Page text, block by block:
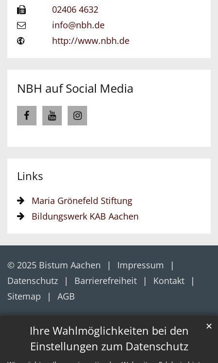
Ihre Wahlmöglichkeiten bei den
Einstellungen zum Datenschutz
✕
02406 4632
info@nbh.de
http://www.nbh.de
NBH auf Social Media
Links
Maria Grönefeld Stiftung
Bildungswerk KAB Aachen
© 2025 Bistum Aachen
Impressum
Datenschutz
Barrierefreiheit
Kontakt
Sitemap
AGB